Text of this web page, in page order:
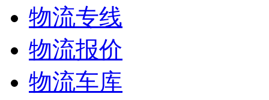
物流专线
物流报价
物流车库